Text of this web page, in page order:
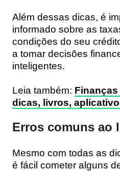
Além dessas dicas, é
informado sobre as
condições do seu
a tomar decisões
inteligentes.
Leia também:
dicas, livros,
Erros comuns ao
Mesmo com todas as
é fácil cometer alguns